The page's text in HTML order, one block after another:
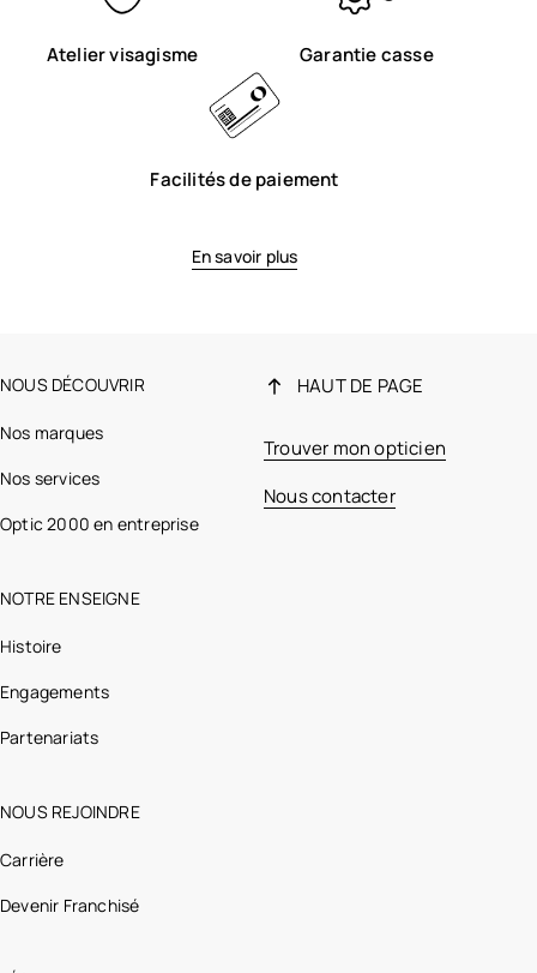
Atelier visagisme Garantie casse
Facilités de paiement
En savoir plus
NOUS DÉCOUVRIR
Nos marques
Nos services
Optic 2000 en entreprise
NOTRE ENSEIGNE
Histoire
Engagements
Partenariats
NOUS REJOINDRE
Carrière
Devenir Franchisé
HAUT DE PAGE
Trouver mon opticien
Nous contacter